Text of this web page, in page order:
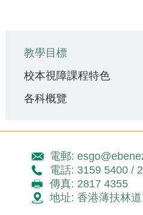
navigation
教學目標
校本視障課程特色
各科概覽
電郵:
電話: 3159 5400 /
傳真: 2817 4355
地址: 香港薄扶林